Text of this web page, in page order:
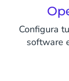
Configura
software